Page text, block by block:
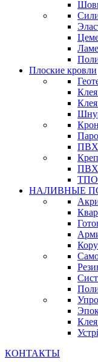
Плоские кровли
ПВХ
ПВХ
ТПО
НАЛИВНЫЕ
КОНТАКТЫ